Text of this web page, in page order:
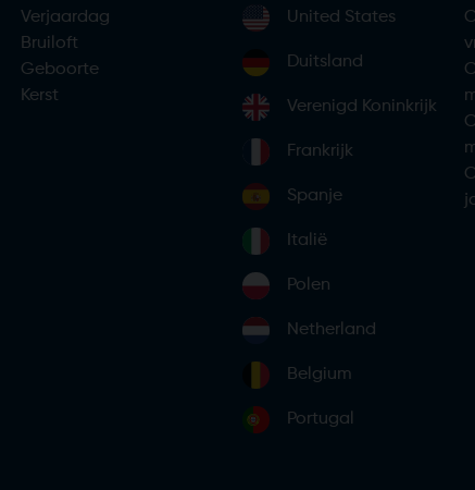
Verjaardag
Bruiloft
Geboorte
Kerst
United States
Duitsland
Verenigd Koninkrijk
Frankrijk
Spanje
Italië
Polen
Netherland
Belgium
Portugal